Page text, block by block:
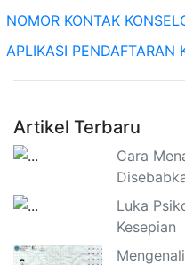
NOMOR KONTAK
APLIKASI PENDAFTARAN
Artikel Terbaru
Cara
Luka
Kesepian